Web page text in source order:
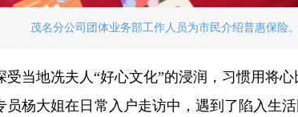
茂名分公司团体业务部工作人员为市民介绍普惠保险
受当地冼夫人“好心文化”的浸润，习惯用将心
员杨大姐在日常入户走访中，遇到了陷入生